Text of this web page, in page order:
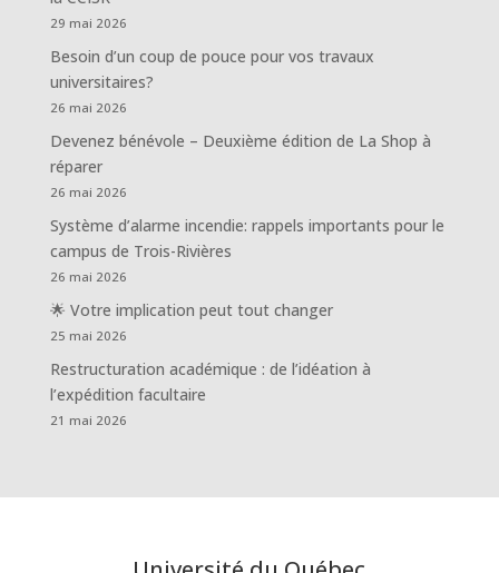
29 mai 2026
Besoin d’un coup de pouce pour vos travaux
universitaires?
26 mai 2026
Devenez bénévole – Deuxième édition de La Shop à
réparer
26 mai 2026
Système d’alarme incendie: rappels importants pour le
campus de Trois-Rivières
26 mai 2026
🌟 Votre implication peut tout changer
25 mai 2026
Restructuration académique : de l’idéation à
l’expédition facultaire
21 mai 2026